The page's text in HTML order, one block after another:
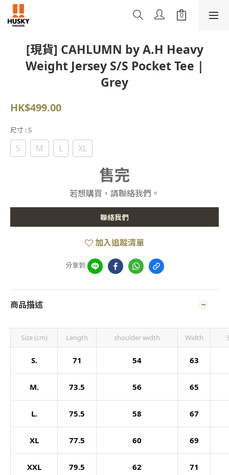
[現貨] CAHLUMN by A.H Heavy
Weight Jersey S/S Pocket Tee |
Grey
HK$499.00
尺寸 : S
S M L XL
售完
若想購買，請聯絡我們。
聯絡我們
加入追蹤清單
分享到
商品描述
Size (cm) Length shoulder width Width
S. 71 54 63
M. 73.5 56 65
L. 75.5 58 67
XL 77.5 60 69
XXL 79.5 62 71